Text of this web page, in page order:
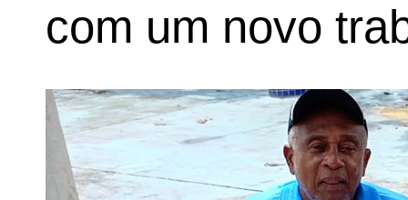
com um novo